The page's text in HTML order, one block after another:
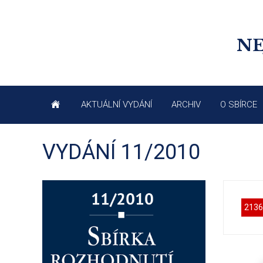
AKTUÁLNÍ VYDÁNÍ ARCHIV O SBÍRCE
VYDÁNÍ 11/2010